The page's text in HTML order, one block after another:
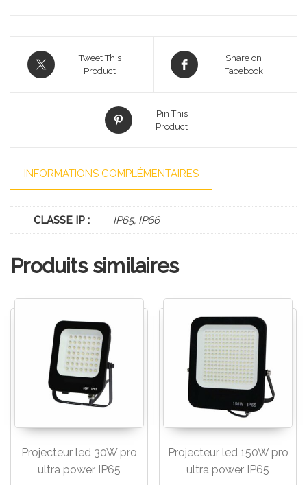
Tweet This
Product
Share on
Facebook
Pin This
Product
INFORMATIONS COMPLÉMENTAIRES
CLASSE IP : IP65, IP66
Produits similaires
Projecteur led 30W pro
ultra power IP65
Projecteur led 150W pro
ultra power IP65